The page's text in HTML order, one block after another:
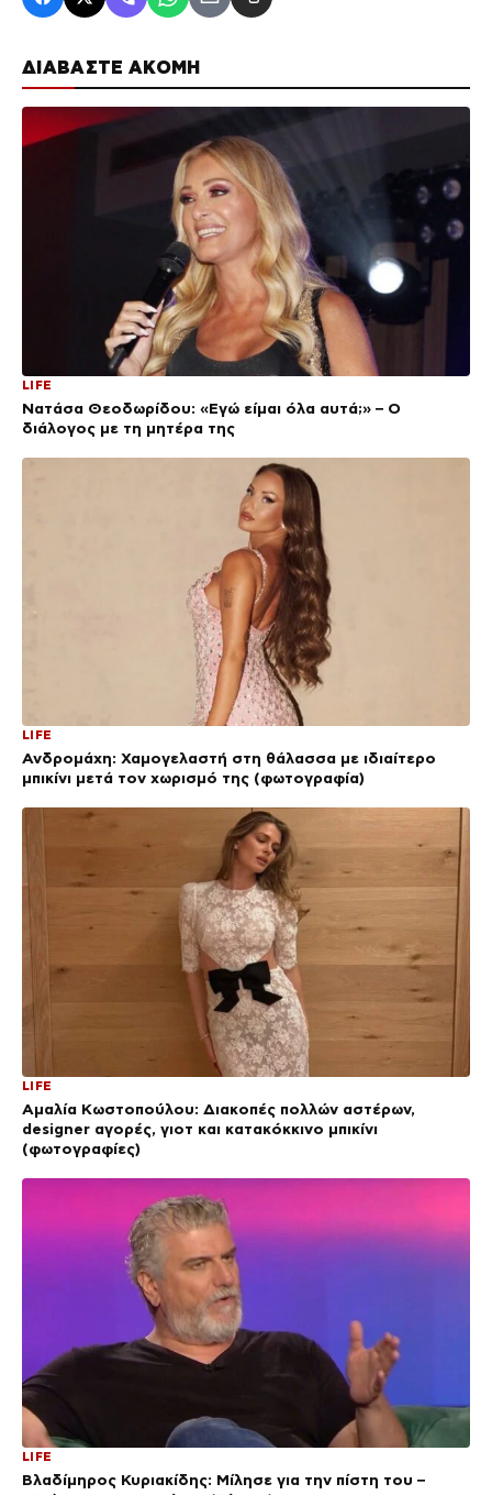
ΔΙΑΒΑΣΤΕ ΑΚΟΜΗ
LIFE
Νατάσα Θεοδωρίδου: «Εγώ είμαι όλα αυτά;» – Ο
διάλογος με τη μητέρα της
LIFE
Ανδρομάχη: Χαμογελαστή στη θάλασσα με ιδιαίτερο
μπικίνι μετά τον χωρισμό της (φωτογραφία)
LIFE
Αμαλία Κωστοπούλου: Διακοπές πολλών αστέρων,
designer αγορές, γιοτ και κατακόκκινο μπικίνι
(φωτογραφίες)
LIFE
Βλαδίμηρος Κυριακίδης: Μίλησε για την πίστη του –